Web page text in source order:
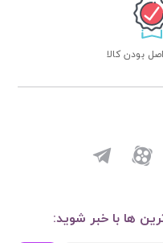
بودن کالا
ها با خبر شوید: